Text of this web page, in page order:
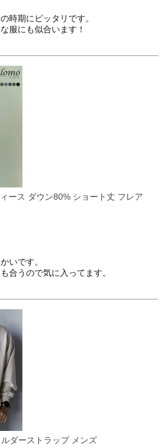
時期にピッタリです。
服にも似合います！
ース ダウン80% ショート丈 フレア
いです。
ダーストラップ メンズ